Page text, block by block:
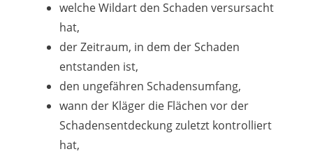
welche Wildart den Schaden versursacht
hat,
der Zeitraum, in dem der Schaden
entstanden ist,
den ungefähren Schadensumfang,
wann der Kläger die Flächen vor der
Schadensentdeckung zuletzt kontrolliert
hat,